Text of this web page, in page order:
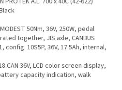
50Nm, 36V, 250W, pedal
together, JIS axle, CANBUS
config. 10S5P, 36V, 17.5Ah, internal,
36V, LCD color screen display,
capacity indication, walk